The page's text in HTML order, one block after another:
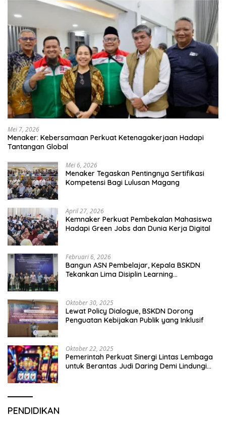
Mei 7, 2026
Menaker: Kebersamaan Perkuat Ketenagakerjaan Hadapi
Tantangan Global
Mei 6, 2026
Menaker Tegaskan Pentingnya Sertifikasi
Kompetensi Bagi Lulusan Magang
April 27, 2026
Kemnaker Perkuat Pembekalan Mahasiswa
Hadapi Green Jobs dan Dunia Kerja Digital
Februari 6, 2026
Bangun ASN Pembelajar, Kepala BSKDN
Tekankan Lima Disiplin Learning
Oktober 30, 2025
Lewat Policy Dialogue, BSKDN Dorong
Penguatan Kebijakan Publik yang Inklusif
Oktober 22, 2025
Pemerintah Perkuat Sinergi Lintas Lembaga
untuk Berantas Judi Daring Demi Lindungi
PENDIDIKAN